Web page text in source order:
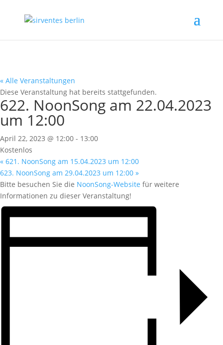
« Alle Veranstaltungen
Diese Veranstaltung hat bereits stattgefunden.
622. NoonSong am 22.04.2023
um 12:00
April 22, 2023 @ 12:00 - 13:00
Kostenlos
« 621. NoonSong am 15.04.2023 um 12:00
623. NoonSong am 29.04.2023 um 12:00 »
Bitte besuchen Sie die NoonSong-Website für weitere
Informationen zu dieser Veranstaltung!